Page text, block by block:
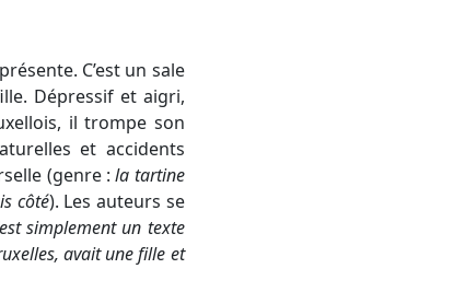
C’est un sale
Dépressif et aigri,
il trompe son
et accidents
(genre :la tartine
côté). Les auteurs se
simplement un texte
avait une fille et